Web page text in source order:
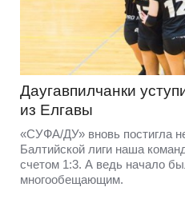
Даугавпилчанки
из Елгавы
«СУФА/ДУ» вновь постигла
Балтийской лиги наша
счетом 1:3. А ведь начало
многообещающим.